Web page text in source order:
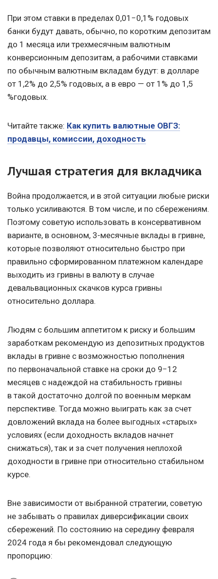
При этом ставки в пределах 0,01−0,1% годовых
банки будут давать, обычно, по коротким депозитам
до 1 месяца или трехмесячным валютным
конверсионным депозитам, а рабочими ставками
по обычным валютным вкладам будут: в долларе
от 1,2% до 2,5% годовых, а в евро — от 1% до 1,5
%годовых.
Читайте также: Как купить валютные ОВГЗ:
продавцы, комиссии, доходность
Лучшая стратегия для вкладчика
Война продолжается, и в этой ситуации любые риски
только усиливаются. В том числе, и по сбережениям.
Поэтому советую использовать в консервативном
варианте, в основном, 3-месячные вклады в гривне,
которые позволяют относительно быстро при
правильно сформированном платежном календаре
выходить из гривны в валюту в случае
девальвационных скачков курса гривны
относительно доллара.
Людям с большим аппетитом к риску и большим
заработкам рекомендую из депозитных продуктов
вклады в гривне с возможностью пополнения
по первоначальной ставке на сроки до 9−12
месяцев с надеждой на стабильность гривны
в такой достаточно долгой по военным меркам
перспективе. Тогда можно выиграть как за счет
довложений вклада на более выгодных «старых»
условиях (если доходность вкладов начнет
снижаться), так и за счет получения неплохой
доходности в гривне при относительно стабильном
курсе.
Вне зависимости от выбранной стратегии, советую
не забывать о правилах диверсификации своих
сбережений. По состоянию на середину февраля
2024 года я бы рекомендовал следующую
пропорцию: